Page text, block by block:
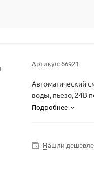
Артикул:66921
Автоматический
воды, пьезо, 24В
Подробнее
Нашли